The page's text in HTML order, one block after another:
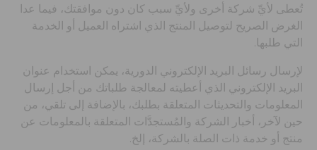
حالة الطلبية
الطلبيات المرتجعة
خدمة العملاء
تُعطى لأيِّ شركة أخرى ولأيِّ سبب كان دون موافقتك، فيما عدا
الغرض الصريح لتوصيل المنتج الذي اشتراه العميل أو الخدمة
التي طلبها.
لإرسال رسائل البريد الإلكتروني الدورية، يمكن استخدام عنوان
البريد الإلكتروني الذي أعطيته لمعالجة طلباتك من أجل إرسال
المعلومات والتحديثات المتعلقة بطلبك، بالإضافة إلى تلقي، من
حين لآخر، أخبار الشركة والمُستجدَّات المتعلقة بالمعلومات عن
منتج أو خدمة ذات الصلة بالشركة، إلخ.